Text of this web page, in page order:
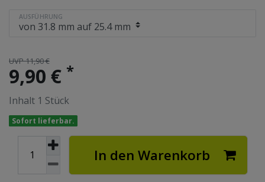
AUSFÜHRUNG
UVP 11,90 €
9,90 € *
Inhalt 1 Stück
Sofort lieferbar.
In den Warenkorb